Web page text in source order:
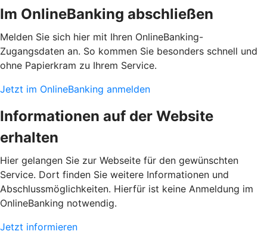
Im OnlineBanking abschließen
Melden Sie sich hier mit Ihren OnlineBanking-
Zugangsdaten an. So kommen Sie besonders schnell und
ohne Papierkram zu Ihrem Service.
Jetzt im OnlineBanking anmelden
Informationen auf der Website
erhalten
Hier gelangen Sie zur Webseite für den gewünschten
Service. Dort finden Sie weitere Informationen und
Abschlussmöglichkeiten. Hierfür ist keine Anmeldung im
OnlineBanking notwendig.
Jetzt informieren